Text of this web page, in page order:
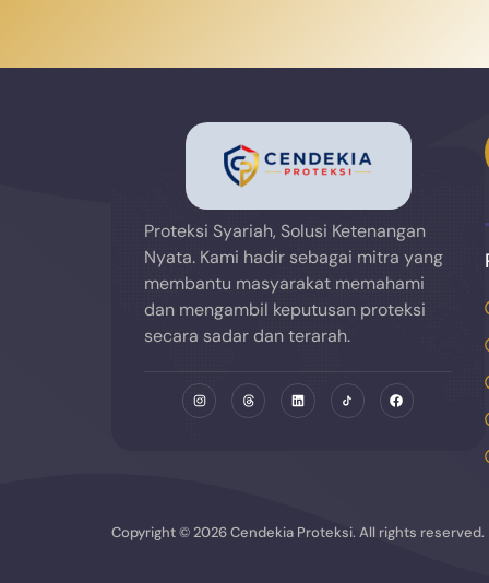
Proteksi Syariah, Solusi Ketenangan
Nyata. Kami hadir sebagai mitra yang
membantu masyarakat memahami
dan mengambil keputusan proteksi
secara sadar dan terarah.
Copyright © 2026 Cendekia Proteksi. All rights reserved.